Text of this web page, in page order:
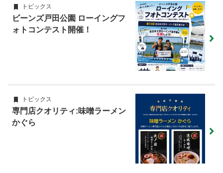
トピックス
ビーンズ戸田公園 ローイングフ
ォトコンテスト開催！
トピックス
専門店クオリティ:味噌ラーメン
かぐら